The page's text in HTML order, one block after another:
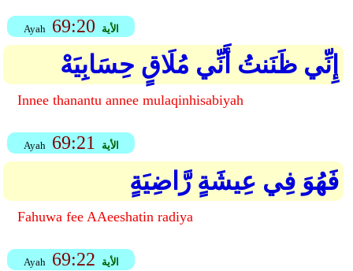
Ayah 69:20 الأية
إِنِّي ظَنَنتُ أَنِّي مُلَاقٍ حِسَابِيَهْ
Innee thanantu annee mulaqinhisabiyah
Ayah 69:21 الأية
فَهُوَ فِي عِيشَةٍ رَّاضِيَةٍ
Fahuwa fee AAeeshatin radiya
Ayah 69:22 الأية